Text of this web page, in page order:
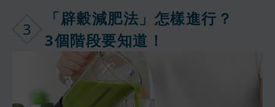
3
「辟穀減肥法 」怎樣進行？
3個階段要知道！